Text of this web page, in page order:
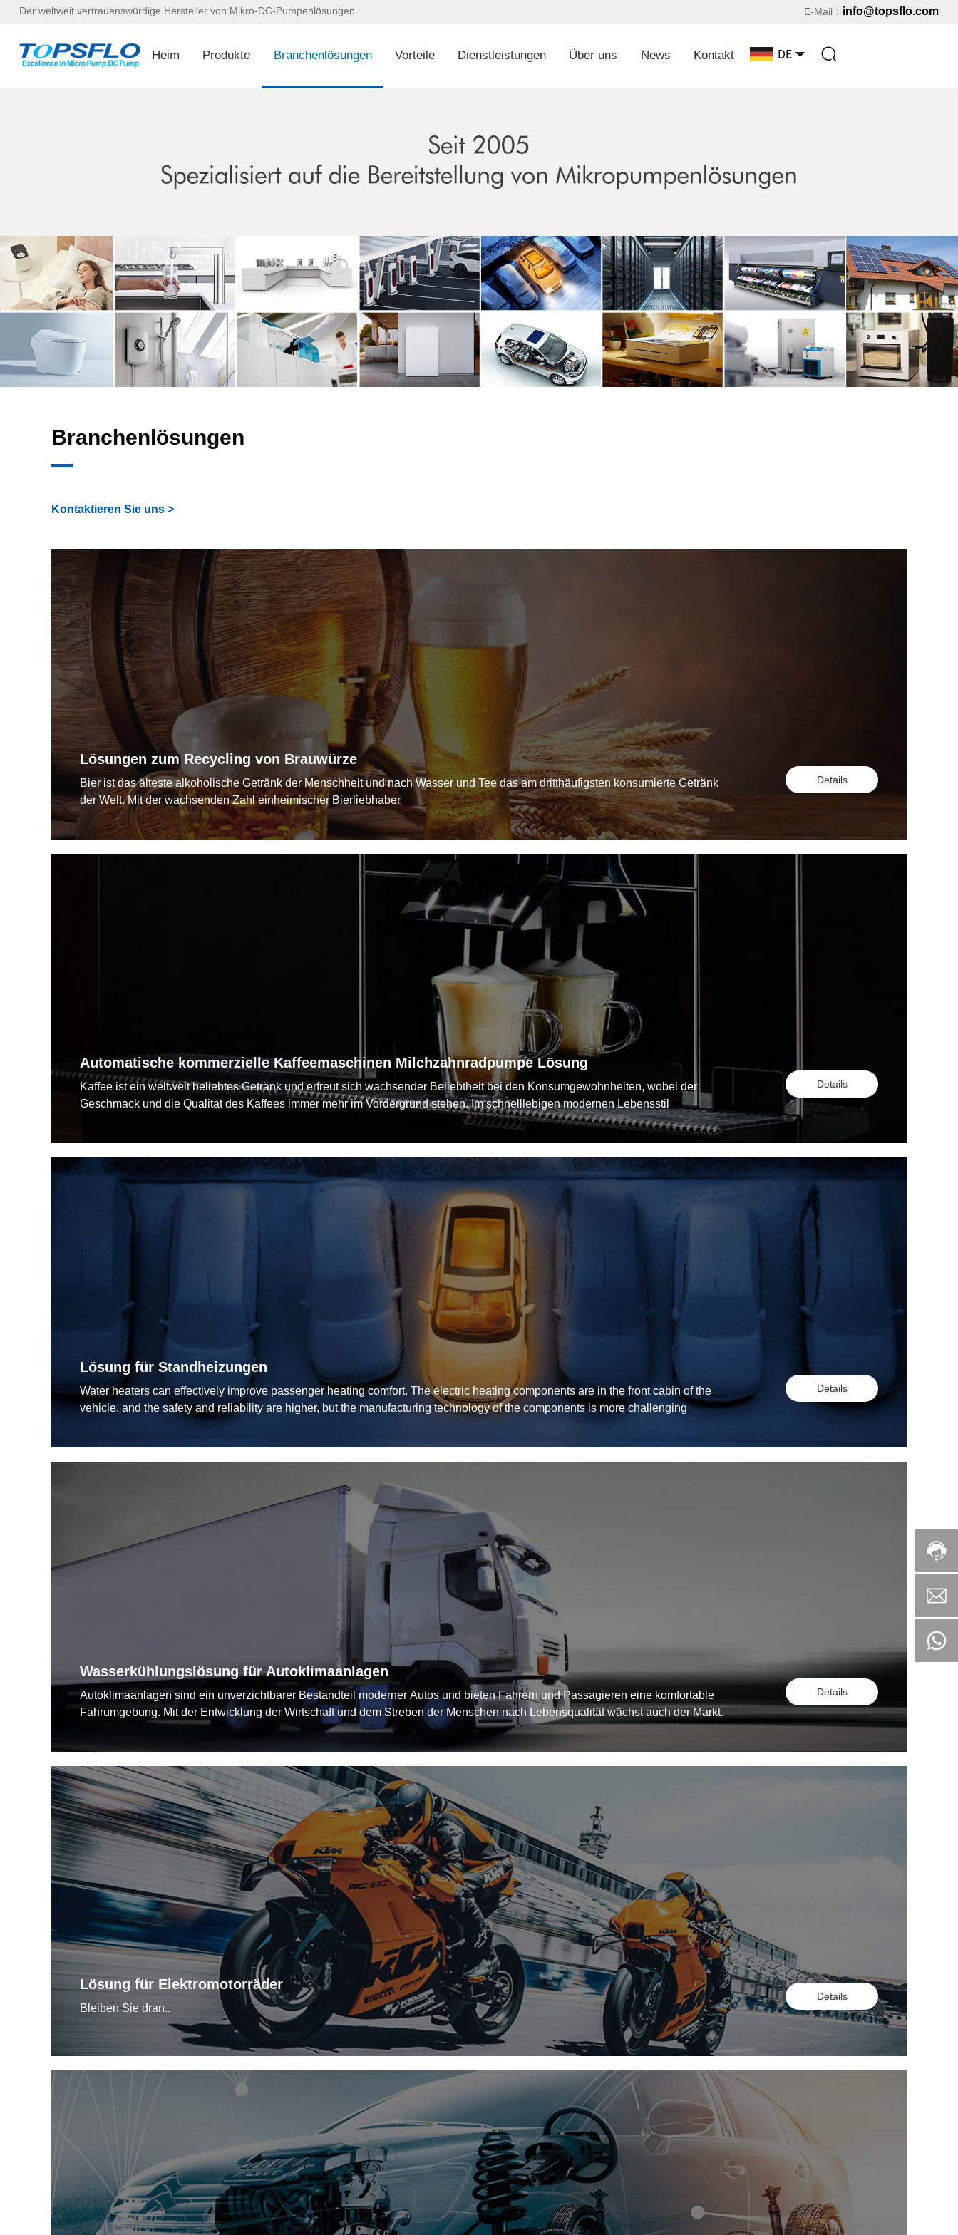
Der weltweit vertrauenswürdige Hersteller von Mikro-DC-Pumpenlösungen E-Mail： info@topsflo.com
Heim Produkte Branchenlösungen Vorteile Dienstleistungen Über uns News Kontakt
Branchenlösungen
Kontaktieren Sie uns >
Lösungen zum Recycling von Brauwürze
Bier ist das älteste alkoholische Getränk der Menschheit und nach Wasser und Tee das am dritthäufigsten konsumierte Getränk
der Welt. Mit der wachsenden Zahl einheimischer Bierliebhaber
Details
Automatische kommerzielle Kaffeemaschinen Milchzahnradpumpe Lösung
Kaffee ist ein weltweit beliebtes Getränk und erfreut sich wachsender Beliebtheit bei den Konsumgewohnheiten, wobei der
Geschmack und die Qualität des Kaffees immer mehr im Vordergrund stehen. Im schnelllebigen modernen Lebensstil
Details
Lösung für Standheizungen
Water heaters can effectively improve passenger heating comfort. The electric heating components are in the front cabin of the
vehicle, and the safety and reliability are higher, but the manufacturing technology of the components is more challenging
Details
Wasserkühlungslösung für Autoklimaanlagen
Autoklimaanlagen sind ein unverzichtbarer Bestandteil moderner Autos und bieten Fahrern und Passagieren eine komfortable
Fahrumgebung. Mit der Entwicklung der Wirtschaft und dem Streben der Menschen nach Lebensqualität wächst auch der Markt.
Details
Lösung für Elektromotorräder
Bleiben Sie dran..
Details